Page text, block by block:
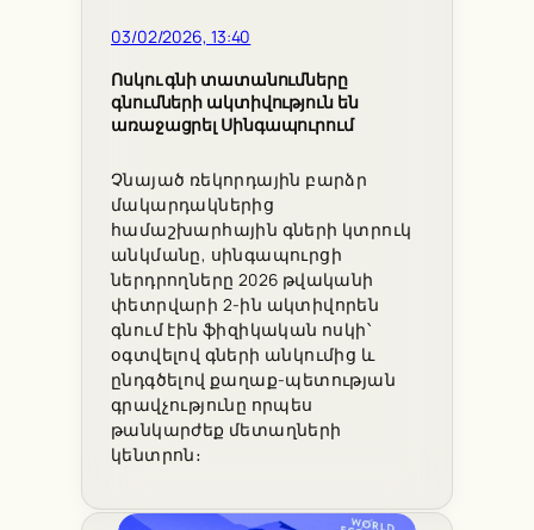
03/02/2026, 13:40
Ոսկու գնի տատանումները
գնումների ակտիվություն են
առաջացրել Սինգապուրում
Չնայած ռեկորդային բարձր
մակարդակներից
համաշխարհային գների կտրուկ
անկմանը, սինգապուրցի
ներդրողները 2026 թվականի
փետրվարի 2-ին ակտիվորեն
գնում էին ֆիզիկական ոսկի՝
օգտվելով գների անկումից և
ընդգծելով քաղաք-պետության
գրավչությունը որպես
թանկարժեք մետաղների
կենտրոն։